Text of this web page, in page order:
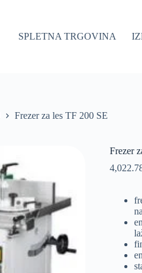
SPLETNA TRGOVINA
Frezer za les TF 200 SE
Frezer